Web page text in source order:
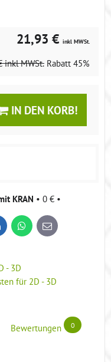
21,93 € inkl MWSt.
inkl MWSt. Rabatt 45%
IN DEN KORB!
KRAN • 0 € •
WhatsApp
E-
mail
- 3D
für 2D - 3D
Bewertungen 0